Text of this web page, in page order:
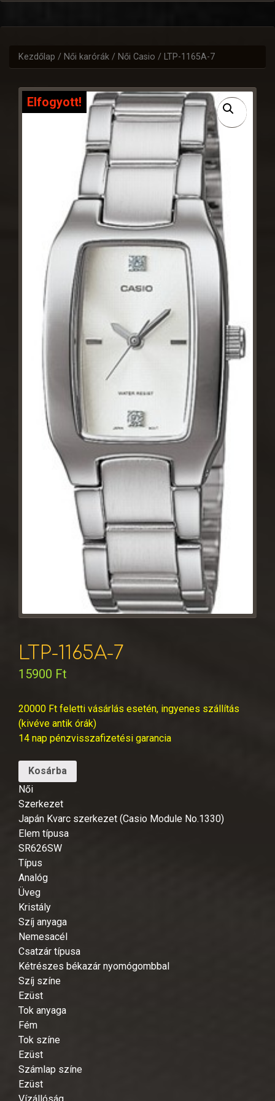
Kezdőlap / Női karórák / Női Casio / LTP-1165A-7
Elfogyott!
LTP-1165A-7
15900 Ft
20000 Ft feletti vásárlás esetén, ingyenes szállítás
(kivéve antik órák)
14 nap pénzvisszafizetési garancia
Kosárba
Női
Szerkezet
Japán Kvarc szerkezet (Casio Module No.1330)
Elem típusa
SR626SW
Típus
Analóg
Üveg
Kristály
Szíj anyaga
Nemesacél
Csatzár típusa
Kétrészes békazár nyomógombbal
Szíj színe
Ezüst
Tok anyaga
Fém
Tok színe
Ezüst
Számlap színe
Ezüst